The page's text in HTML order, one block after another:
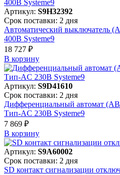
Артикул: S9H32392
Срок поставки: 2 дня
Автоматический выключатель
400В Systeme9
18 727 ₽
В корзинy
Артикул: S9D41610
Срок поставки: 2 дня
Дифференциальный автомат
Тип-AC 230В Systeme9
7 869 ₽
В корзинy
Артикул: S9A60002
Срок поставки: 2 дня
SD контакт сигнализации